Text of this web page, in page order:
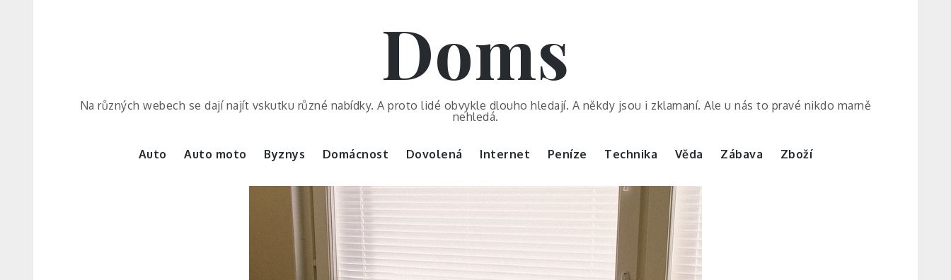
Doms
Na různých webech se dají najít vskutku různé nabídky. A proto lidé obvykle dlouho hledají. A někdy jsou i zklamaní. Ale u nás to pravé nikdo marně
nehledá.
Auto Auto moto Byznys Domácnost Dovolená Internet Peníze Technika Věda Zábava Zboží